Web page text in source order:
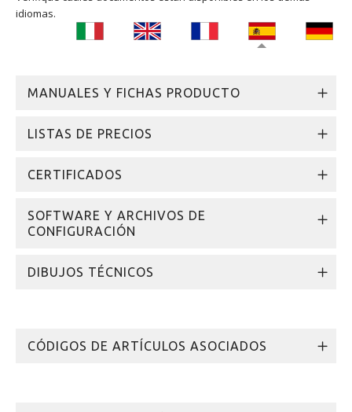
idiomas.
MANUALES Y FICHAS PRODUCTO
LISTAS DE PRECIOS
CERTIFICADOS
SOFTWARE Y ARCHIVOS DE
CONFIGURACIÓN
DIBUJOS TÉCNICOS
CÓDIGOS DE ARTÍCULOS ASOCIADOS